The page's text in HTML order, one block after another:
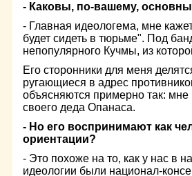
- Каковы, по-вашему,
- Главная идеологема, мне
будет сидеть в тюрьме". Под
непопулярного Кучмы, из
Его сторонники для меня
ругающиеся в адрес
объясняются примерно так:
своего деда Опанаса.
- Но его воспринимают как
ориентации?
- Это похоже на то, как у нас в
идеологии были национал-